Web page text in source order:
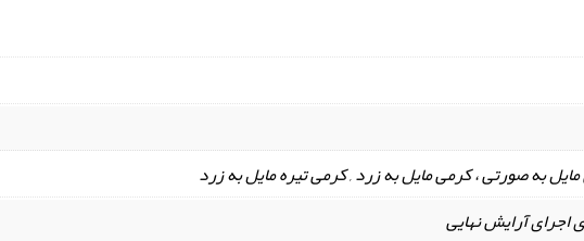
به صورتی ، کرمی مایل به زرد , کرمی تیره مایل به زرد
اجرای آرایش نهایی